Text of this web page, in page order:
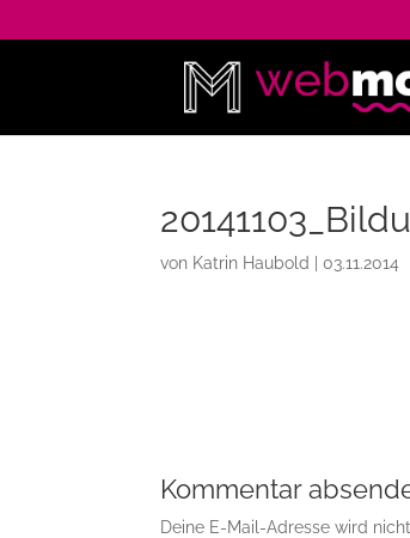
von Katrin Haubold |03.11.2014
Kommentar
Deine E-Mail-Adresse wird